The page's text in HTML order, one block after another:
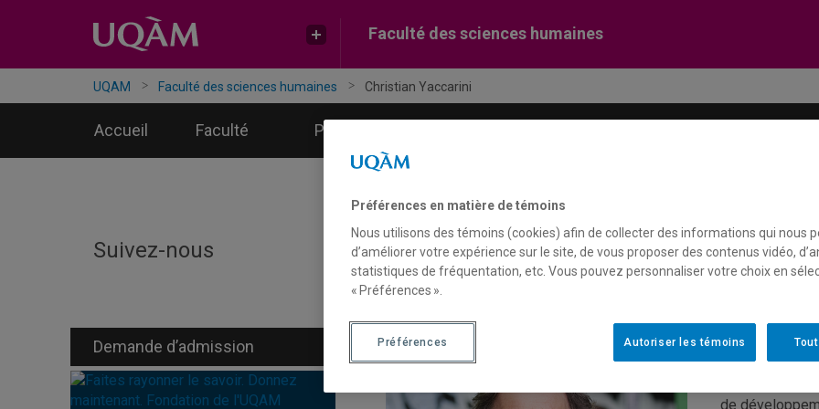
Faculté des sciences humaines
UQAM Faculté des sciences humaines Christian Yaccarini
Accueil Faculté Programmes
Suivez-nous
Demande d’admission
Christian Yaccarini
Pour une
interventions
Christian
de
Préférences en matière de témoins
Nous utilisons des témoins (cookies) afin de collecter des informations qui nous
d’améliorer votre expérience sur le site, de vous proposer des contenus vidéo,
statistiques de fréquentation, etc. Vous pouvez personnaliser votre choix en
« Préférences ».
Autoriser les témoins
Préférences